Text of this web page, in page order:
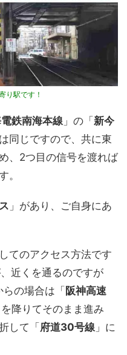
り駅です！
鉄南海本線 」の「 新今
同じですので、共に東
、2つ目の信号を渡れば
。
」があり、ご自身にあ
てのアクセス方法です
、近くを通るのですが
らの場合は「 阪神高速
を降りてそのまま進み
して「 府道30号線 」に